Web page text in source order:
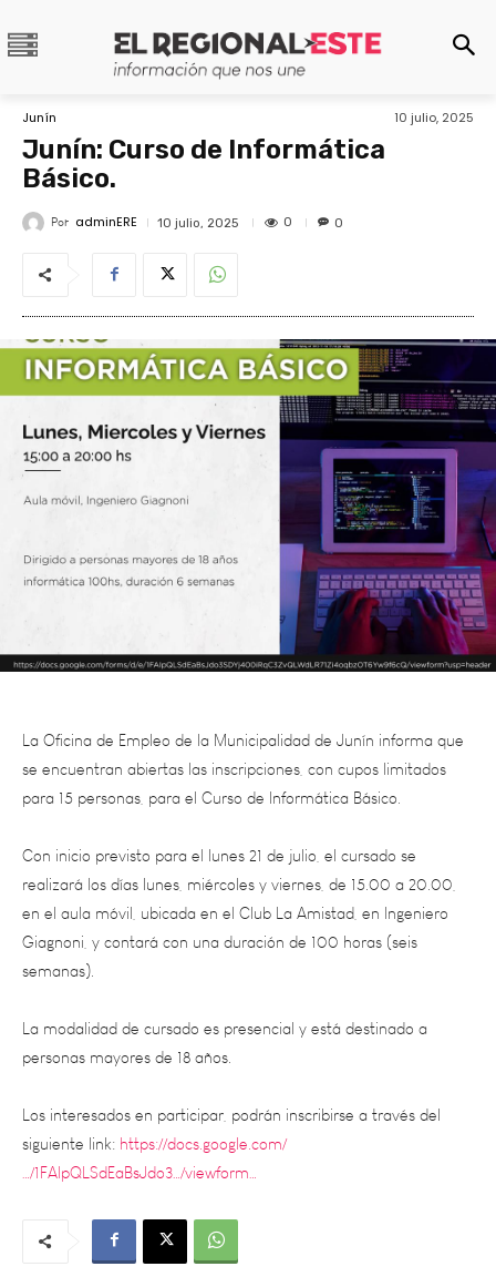
Junín 10 julio, 2025
Junín: Curso de Informática
Básico.
Por adminERE 10 julio, 2025 0 0
La Oficina de Empleo de la Municipalidad de Junín informa que
se encuentran abiertas las inscripciones, con cupos limitados
para 15 personas, para el Curso deInformática Básico.
Con inicio previsto para el lunes 21 de julio, el cursado se
realizará los días lunes, miércoles y viernes, de 15.00 a 20.00,
en el aula móvil, ubicada en el Club La Amistad, en Ingeniero
Giagnoni, y contará con una duración de 100 horas (seis
semanas).
La modalidad de cursado es presencial y está destinado a
personas mayores de 18 años.
Los interesados en participar, podrán inscribirse a través del
siguiente link:https://docs.google.com/
…/1FAIpQLSdEaBsJdo3…/viewform…